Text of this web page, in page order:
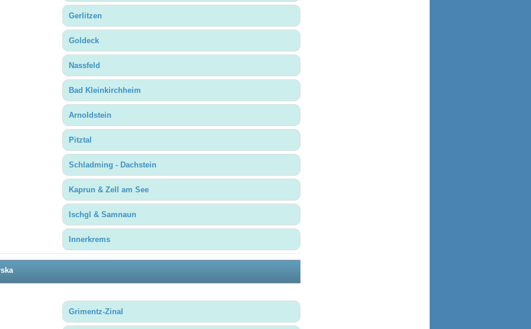
Gerlitzen
Goldeck
Nassfeld
Bad Kleinkirchheim
Arnoldstein
Pitztal
Schladming - Dachstein
Kaprun & Zell am See
Ischgl & Samnaun
Innerkrems
Grimentz-Zinal